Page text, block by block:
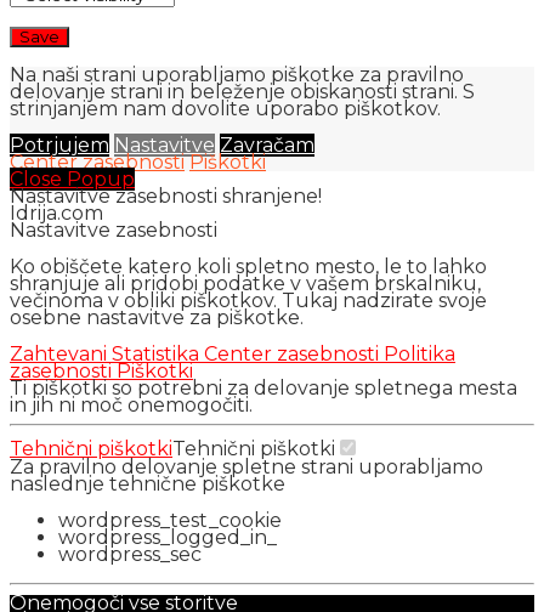
Na naši strani uporabljamo piškotke za pravilno
delovanje strani in beleženje obiskanosti strani. S
strinjanjem nam dovolite uporabo piškotkov.
Potrjujem Nastavitve Zavračam
Center zasebnosti Piškotki
Close Popup
Nastavitve zasebnosti shranjene!
Idrija.com
Nastavitve zasebnosti
Ko obiščete katero koli spletno mesto, le to lahko
shranjuje ali pridobi podatke v vašem brskalniku,
večinoma v obliki piškotkov. Tukaj nadzirate svoje
osebne nastavitve za piškotke.
Zahtevani Statistika Center zasebnosti Politika
zasebnosti Piškotki
Ti piškotki so potrebni za delovanje spletnega mesta
in jih ni moč onemogočiti.
Tehnični piškotkiTehnični piškotki
Za pravilno delovanje spletne strani uporabljamo
naslednje tehnične piškotke
wordpress_test_cookie
wordpress_logged_in_
wordpress_sec
Onemogoči vse storitve